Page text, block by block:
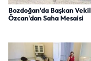
Bozdoğan'da Başkan
Özcan'dan Saha Mesaisi